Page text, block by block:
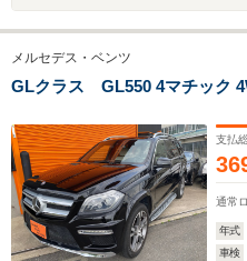
メルセデス・ベンツ
GLクラス GL550 4マチック
支払
通常
年式
車検